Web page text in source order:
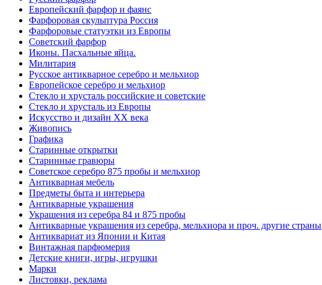
Европейский фарфор и фаянс
Фарфоровая скульптура Россия
Фарфоровые статуэтки из Европы
Советский фарфор
Иконы. Пасхальные яйца.
Милитария
Русское антикварное серебро и мельхиор
Европейское серебро и мельхиор
Стекло и хрусталь российские и советские
Стекло и хрусталь из Европы
Искусство и дизайн XX века
Живопись
Графика
Старинные открытки
Старинные гравюры
Советское серебро 875 пробы и мельхиор
Антикварная мебель
Предметы быта и интерьера
Антикварные украшения
Украшения из серебра 84 и 875 пробы
Антикварные украшения из серебра, мельхиора и проч. другие страны
Антиквариат из Японии и Китая
Винтажная парфюмерия
Детские книги, игры, игрушки
Марки
Листовки, реклама